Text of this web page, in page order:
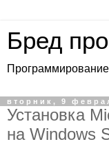
Бред
вторник, 9
Установка
на Windows